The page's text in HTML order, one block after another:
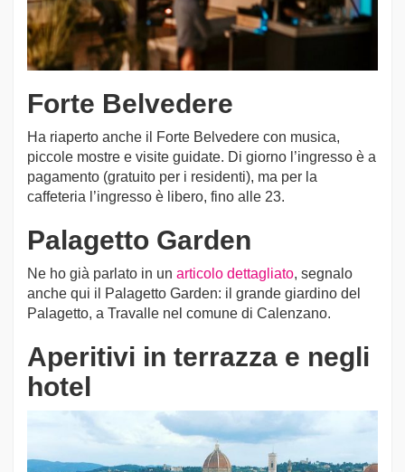
Forte Belvedere
Ha riaperto anche il Forte Belvedere con musica,
piccole mostre e visite guidate. Di giorno l’ingresso è a
pagamento (gratuito per i residenti), ma per la
caffeteria l’ingresso è libero, fino alle 23.
Palagetto Garden
Ne ho già parlato in un articolo dettagliato, segnalo
anche qui il Palagetto Garden: il grande giardino del
Palagetto, a Travalle nel comune di Calenzano.
Aperitivi in terrazza e negli
hotel